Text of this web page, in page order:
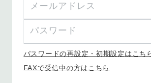
パスワードの再設定・初期設定はこち
FAXで受信中の方はこちら